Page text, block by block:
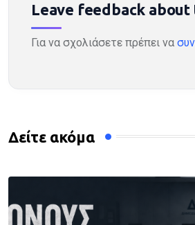
Leave feedback about
Για να σχολιάσετε πρέπει να
Δείτε ακόμα